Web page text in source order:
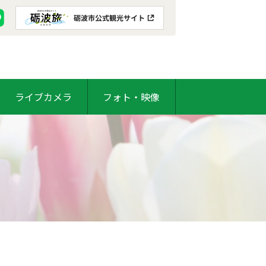
ライブカメラ フォト・映像